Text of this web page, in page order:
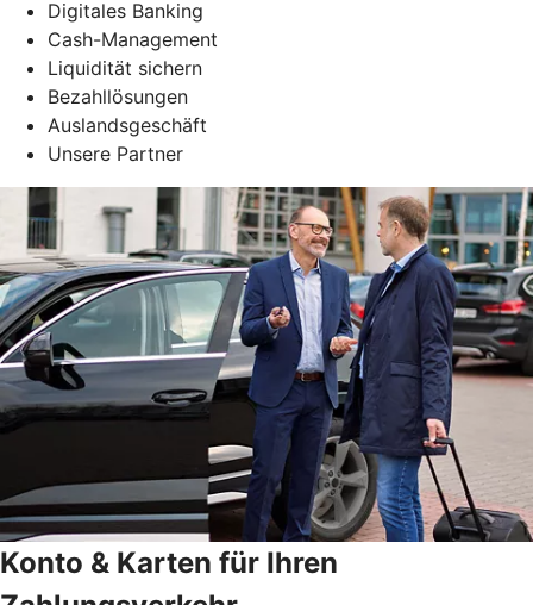
Digitales Banking
Cash-Management
Liquidität sichern
Bezahllösungen
Auslandsgeschäft
Unsere Partner
Konto & Karten für Ihren